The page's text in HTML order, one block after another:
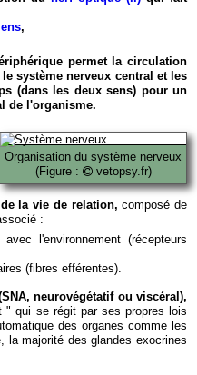
,
permet la circulation
système nerveux central et les
(dans les deux sens) pour un
de l'organisme.
Organisation du système nerveux
(Figure :
vetopsy.fr)
la vie de relation, composé de
:
l'environnement (récepteurs
(fibres efférentes).
neurovégétatif ou viscéral),
" qui se régit par ses propres lois
des organes comme les
la majorité des glandes exocrines